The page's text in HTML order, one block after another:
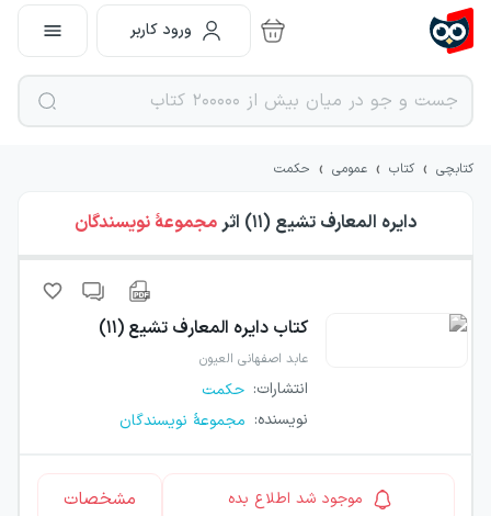
ورود کاربر
کتابچی › کتاب › عمومی › حکمت
دایره المعارف تشیع (۱۱) اثرمجموعهٔ نویسندگان
کتاب دایره المعارف تشیع (۱۱)
عابد اصفهانی العیون
انتشارات: حکمت
نویسنده: مجموعهٔ نویسندگان
موجود شد اطلاع بده مشخصات